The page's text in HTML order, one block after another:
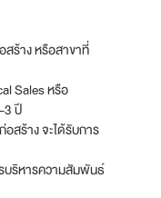
ร้าง หรือสาขาที่
Sales หรือ
ปี
สร้าง จะได้รับการ
บริหารความสัมพันธ์